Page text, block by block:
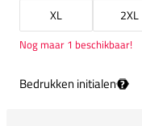
XL
2XL
Nog maar 1 beschikbaar!
Bedrukken initialen ?